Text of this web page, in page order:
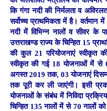
कि गंगा नदी की निर्मलता व
सर्वोच्च प्राथमिकता में है।
नदी में विभिन्न नालों व सीवर के
उत्तराखण्ड राज्य के चिन्हित 15
की कुल 21 परियोजनाएं स्वीकृत
स्वीकृत की गई 18 योजनाओं में से
अगस्त 2019 तक, 03 योजनाएं
तक पूरी कर ली जाएंगी। इसी
योजनाओं के संबंध में निविदा
चिन्हित 135 नालों में से 70 नालों